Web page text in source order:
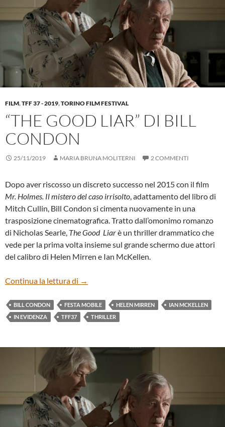
FILM,TFF 37 - 2019,TORINO FILM FESTIVAL
“THE GOOD LIAR” DI BILL
CONDON
25/11/2019 MARIA BRUNA MOLITERNI 2 COMMENTI
Dopo aver riscosso un discreto successo nel 2015 con il film
Mr. Holmes. Il mistero del caso irrisolto, adattamento del libro di
Mitch Cullin, Bill Condon si cimenta nuovamente in una
trasposizione cinematografica. Tratto dall’omonimo romanzo
di Nicholas Searle, The Good Liarè un thriller drammatico che
vede per la prima volta insieme sul grande schermo due attori
del calibro di Helen Mirren e Ian McKellen.
Continua la lettura di “THE GOOD LIAR” DI BILL CONDON
→
BILL CONDON FESTA MOBILE HELEN MIRREN
IAN MCKELLEN
IN EVIDENZA
TFF37 THRILLER